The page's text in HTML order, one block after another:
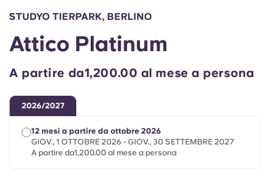
Chinese
Español
Deutsch
STUDYO TIERPARK, BERLINO
Attico Platinum
A partire da1,200.00 al mese a persona
2026/2027
12 mesi a partire da ottobre 2026
GIOV., 1 OTTOBRE 2026 - GIOV., 30 SETTEMBRE 2027
A partire da1,200.00 al mese a persona